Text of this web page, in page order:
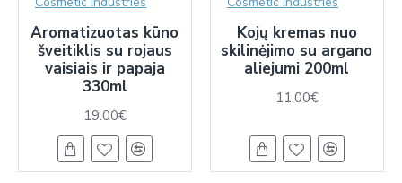
Aromatizuotas kūno
šveitiklis su rojaus
vaisiais ir papaja
330ml
19.00€
Kojų kremas nuo
skilinėjimo su argano
aliejumi 200ml
11.00€